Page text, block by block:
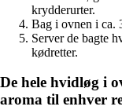
krydderurter.
Bag i ovnen i ca.
Server de bagte
kødretter.
De hele hvidløg i
aroma til enhver